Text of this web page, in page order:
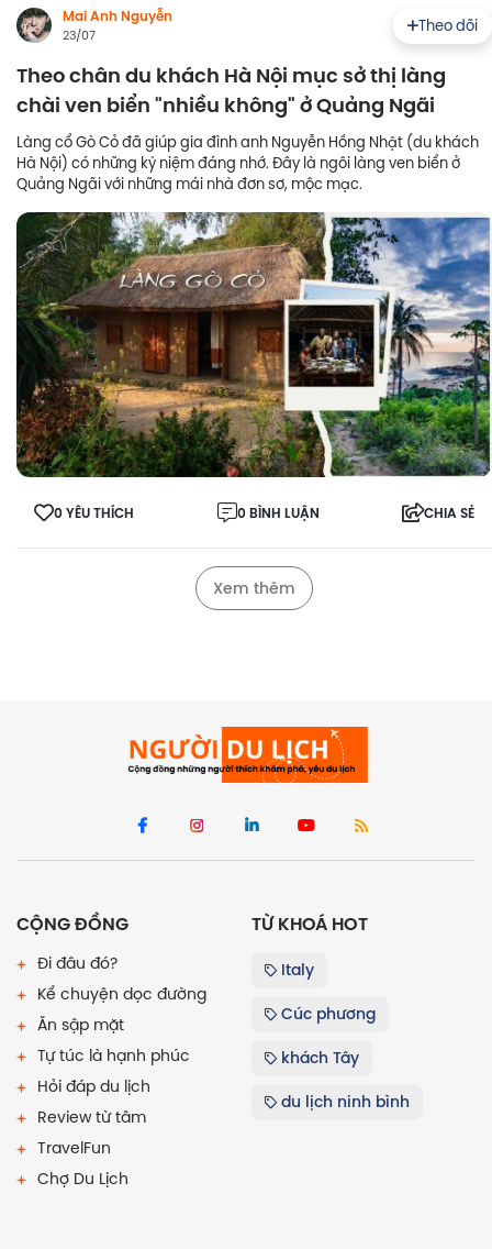
Mai Anh Nguyễn
23/07
Theo dõi
Theo chân du khách Hà Nội mục sở thị làng
chài ven biển "nhiều không" ở Quảng Ngãi
Làng cổ Gò Cỏ đã giúp gia đình anh Nguyễn Hồng Nhật (du khách
Hà Nội) có những kỷ niệm đáng nhớ. Đây là ngôi làng ven biển ở
Quảng Ngãi với những mái nhà đơn sơ, mộc mạc.
0 YÊU THÍCH 0 BÌNH LUẬN CHIA SẺ
Xem thêm
CỘNG ĐỒNG
Đi đâu đó?
Kể chuyện dọc đường
Ăn sập mặt
Tự túc là hạnh phúc
Hỏi đáp du lịch
Review từ tâm
TravelFun
Chợ Du Lịch
TỪ KHOÁ HOT
Italy
Cúc phương
khách Tây
du lịch ninh bình